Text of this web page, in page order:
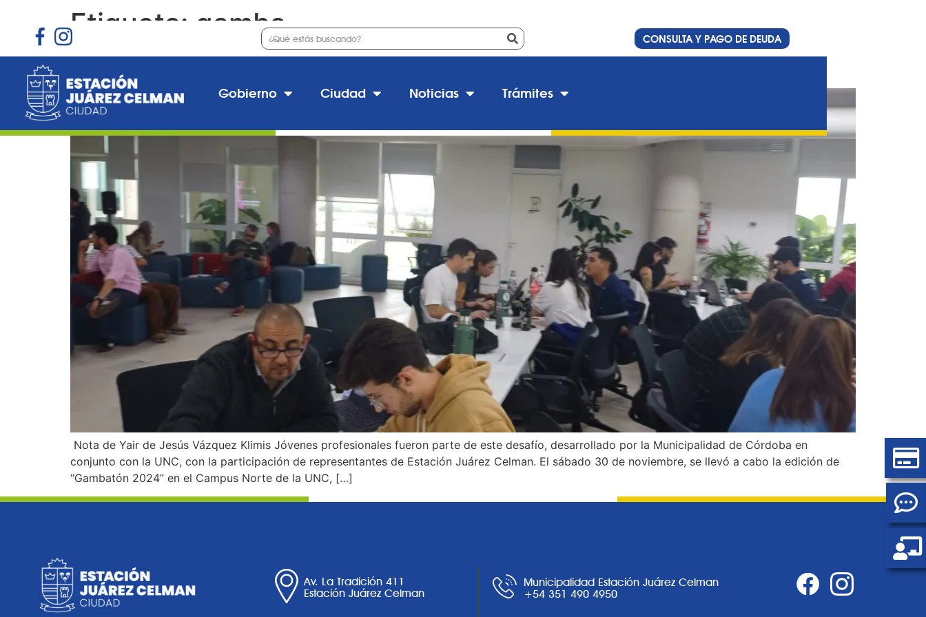
CONSULTA Y PAGO DE DEUDA
Gobierno Ciudad Noticias Trámites
Etiqueta: gamba
Biodiversidad y creatividad en acción: la revolución de Gambatón
Nota de Yair de Jesús Vázquez Klimis Jóvenes profesionales fueron parte de este desafío, desarrollado por la Municipalidad de Córdoba en
conjunto con la UNC, con la participación de representantes de Estación Juárez Celman. El sábado 30 de noviembre, se llevó a cabo la edición de
“Gambatón 2024” en el Campus Norte de la UNC, […]
Av. La Tradición 411
Estación Juárez Celman
Municipalidad Estación Juárez Celman
+54 351 490 4950